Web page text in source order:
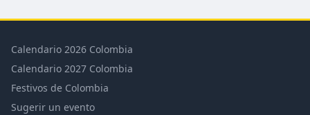
Calendario 2026 Colombia
Calendario 2027 Colombia
Festivos de Colombia
Sugerir un evento